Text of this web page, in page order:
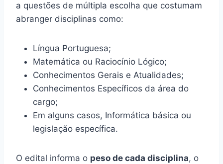
a questões de múltipla escolha que costumam
abranger disciplinas como:
Língua Portuguesa;
Matemática ou Raciocínio Lógico;
Conhecimentos Gerais e Atualidades;
Conhecimentos Específicos da área do
cargo;
Em alguns casos, Informática básica ou
legislação específica.
O edital informa o peso de cada disciplina, o